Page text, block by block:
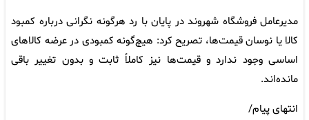
مدیرعامل فروشگاه شهروند در پایان با رد هرگونه نگرانی درباره کمبود
کالا یا نوسان قیمت‌ها، تصریح کرد: هیچ‌گونه کمبودی در عرضه کالاهای
اساسی وجود ندارد و قیمت‌ها نیز کاملاً ثابت و بدون تغییر باقی
مانده‌اند.
انتهای پیام/